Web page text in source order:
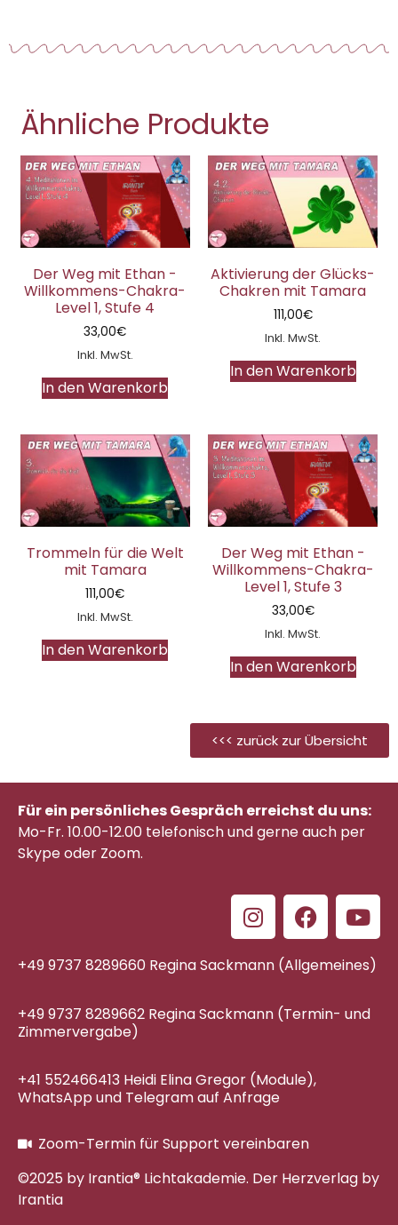
Ähnliche Produkte
Der Weg mit Ethan -
Willkommens-Chakra-
Level 1, Stufe 4
33,00€
Inkl. MwSt.
In den Warenkorb
Aktivierung der Glücks-
Chakren mit Tamara
111,00€
Inkl. MwSt.
In den Warenkorb
Trommeln für die Welt
mit Tamara
111,00€
Inkl. MwSt.
In den Warenkorb
Der Weg mit Ethan -
Willkommens-Chakra-
Level 1, Stufe 3
33,00€
Inkl. MwSt.
In den Warenkorb
<<< zurück zur Übersicht
Für ein persönliches Gespräch erreichst du uns:
Mo-Fr. 10.00-12.00 telefonischund gerne auch per
Skype oder Zoom.
+49 9737 8289660 Regina Sackmann (Allgemeines)
+49 9737 8289662 Regina Sackmann (Termin- und
Zimmervergabe)
+41 552466413 Heidi Elina Gregor (Module),
WhatsApp und Telegram auf Anfrage
Zoom-Termin für Support vereinbaren
©2025 by Irantia® Lichtakademie. Der Herzverlag by
Irantia